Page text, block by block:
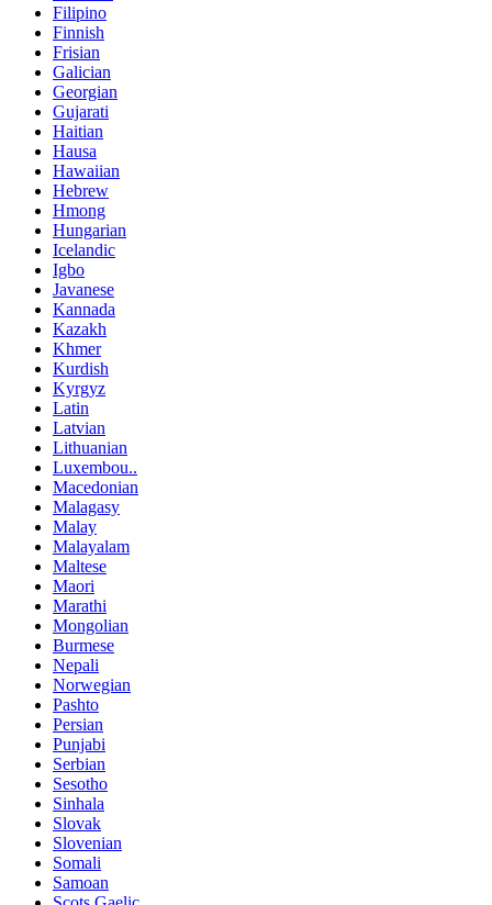
Filipino
Finnish
Frisian
Galician
Georgian
Gujarati
Haitian
Hausa
Hawaiian
Hebrew
Hmong
Hungarian
Icelandic
Igbo
Javanese
Kannada
Kazakh
Khmer
Kurdish
Kyrgyz
Latin
Latvian
Lithuanian
Luxembou..
Macedonian
Malagasy
Malay
Malayalam
Maltese
Maori
Marathi
Mongolian
Burmese
Nepali
Norwegian
Pashto
Persian
Punjabi
Serbian
Sesotho
Sinhala
Slovak
Slovenian
Somali
Samoan